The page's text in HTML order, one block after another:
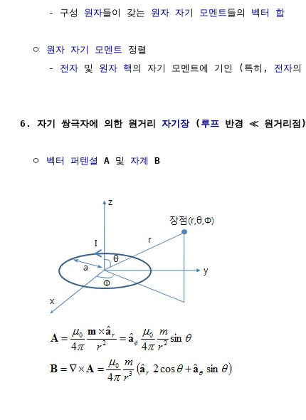
     - 구성
원자들이 갖는 원자 자기 모멘트 들의 벡터 합
  ㅇ
원자 자기 모멘트
정렬
     -
전자 및 원자 핵 의 자기 모멘트에 기인 (특히, 전자의
6. 자기 쌍극자에 의한 원거리 자기장 ( 루프 반경 ≪ 원거리점)
  ㅇ
벡터 퍼텐셜 A 및 자계 B